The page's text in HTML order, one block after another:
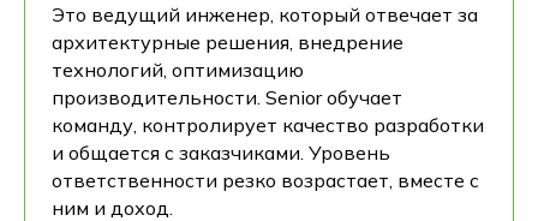
Это ведущий инженер, который отвечает за
архитектурные решения, внедрение
технологий, оптимизацию
производительности. Senior обучает
команду, контролирует качество разработки
и общается с заказчиками. Уровень
ответственности резко возрастает, вместе с
ним и доход.